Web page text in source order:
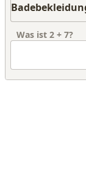
Was ist 2 + 7?